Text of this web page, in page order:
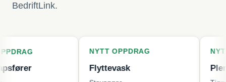
BedriftLink.
NYTT OPPDRAG
Flyttevask
NYTT
Plenklipping